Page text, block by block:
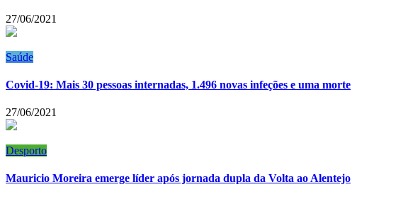
27/06/2021
Saúde
Covid-19: Mais 30 pessoas internadas, 1.496 novas infeções e uma morte
27/06/2021
Desporto
Mauricio Moreira emerge líder após jornada dupla da Volta ao Alentejo